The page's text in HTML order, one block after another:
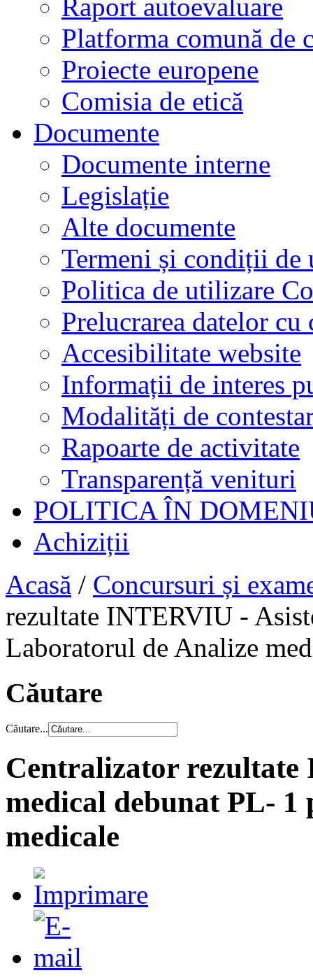
Raport autoevaluare
Platforma comună de
Proiecte europene
Comisia de etică
Documente
Documente interne
Legislație
Alte documente
Termeni și condiții de
Politica de utilizare
Prelucrarea datelor cu
Accesibilitate website
Informații de interes
Modalități de
Rapoarte de activitate
Transparență venituri
POLITICA ÎN
Achiziții
Acasă / Concursuri și
rezultate INTERVIU -
Laboratorul de Analize
Căutare
Căutare...
Centralizator
medical debunat PL-
medicale